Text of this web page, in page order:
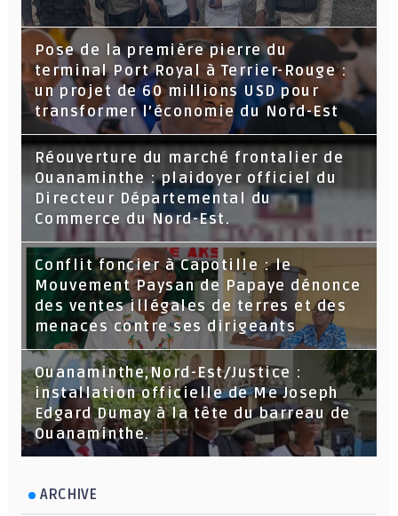
Pose de la première pierre du
terminal Port Royal à Terrier-Rouge :
un projet de 60 millions USD pour
transformer l’économie du Nord-Est
Réouverture du marché frontalier de
Ouanaminthe : plaidoyer officiel du
Directeur Départemental du
Commerce du Nord-Est.
Conflit foncier à Capotille : le
Mouvement Paysan de Papaye dénonce
des ventes illégales de terres et des
menaces contre ses dirigeants
Ouanaminthe,Nord-Est/Justice :
installation officielle de Me Joseph
Edgard Dumay à la tête du barreau de
Ouanaminthe.
ARCHIVE